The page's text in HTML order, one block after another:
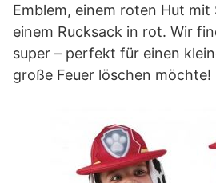
Emblem, einem roten Hut mit
einem Rucksack in rot. Wir
super – perfekt für einen
große Feuer löschen möchte!